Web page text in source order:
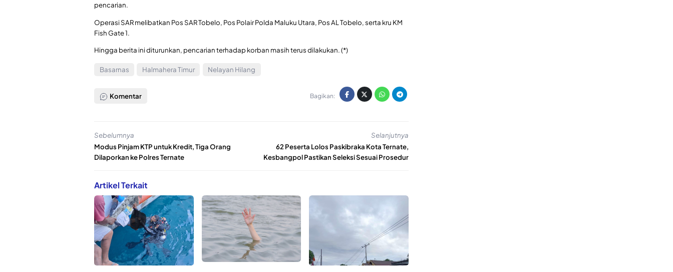
pencarian.
Operasi SAR melibatkan Pos SAR Tobelo, Pos Polair Polda Maluku Utara, Pos AL Tobelo, serta kru KM
Fish Gate 1.
Hingga berita ini diturunkan, pencarian terhadap korban masih terus dilakukan. (*)
Basarnas Halmahera Timur Nelayan Hilang
Komentar Bagikan:
Sebelumnya
Modus Pinjam KTP untuk Kredit, Tiga Orang
Dilaporkan ke Polres Ternate
Selanjutnya
62 Peserta Lolos Paskibraka Kota Ternate,
Kesbangpol Pastikan Seleksi Sesuai Prosedur
Artikel Terkait